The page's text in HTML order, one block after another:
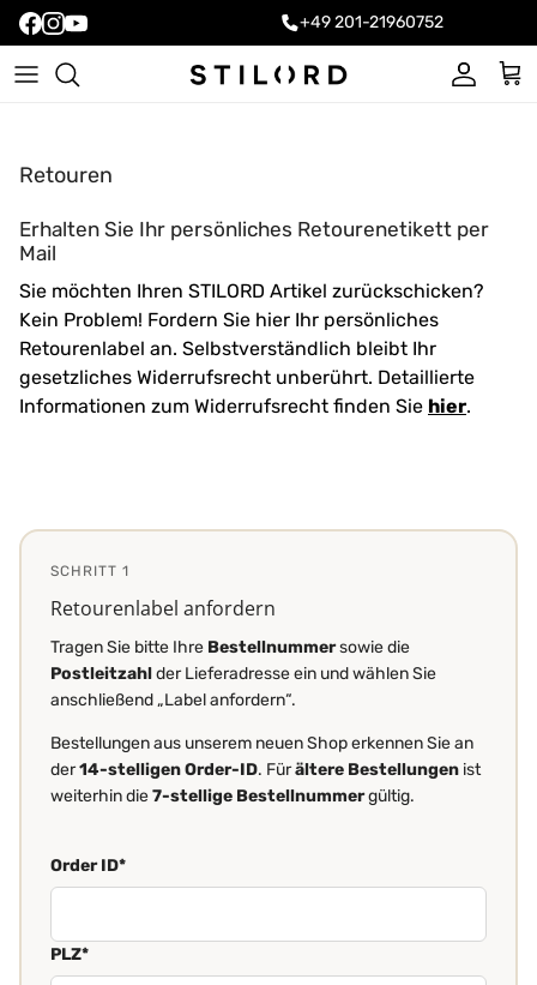
+49 201-21960752
Konto
Retouren
Erhalten Sie Ihr persönliches Retourenetikett per
Mail
Sie möchten Ihren STILORD Artikel zurückschicken?
Kein Problem! Fordern Sie hier Ihr persönliches
Retourenlabel an. Selbstverständlich bleibt Ihr
gesetzliches Widerrufsrecht unberührt. Detaillierte
Informationen zum Widerrufsrecht finden Sie hier.
SCHRITT 1
Retourenlabel anfordern
Tragen Sie bitte Ihre Bestellnummersowie die
Postleitzahlder Lieferadresse ein und wählen Sie
anschließend „Label anfordern“.
Bestellungen aus unserem neuen Shop erkennen Sie an
der14-stelligen Order-ID. Fürältere Bestellungen ist
weiterhin die7-stellige Bestellnummergültig.
Order ID*
PLZ*